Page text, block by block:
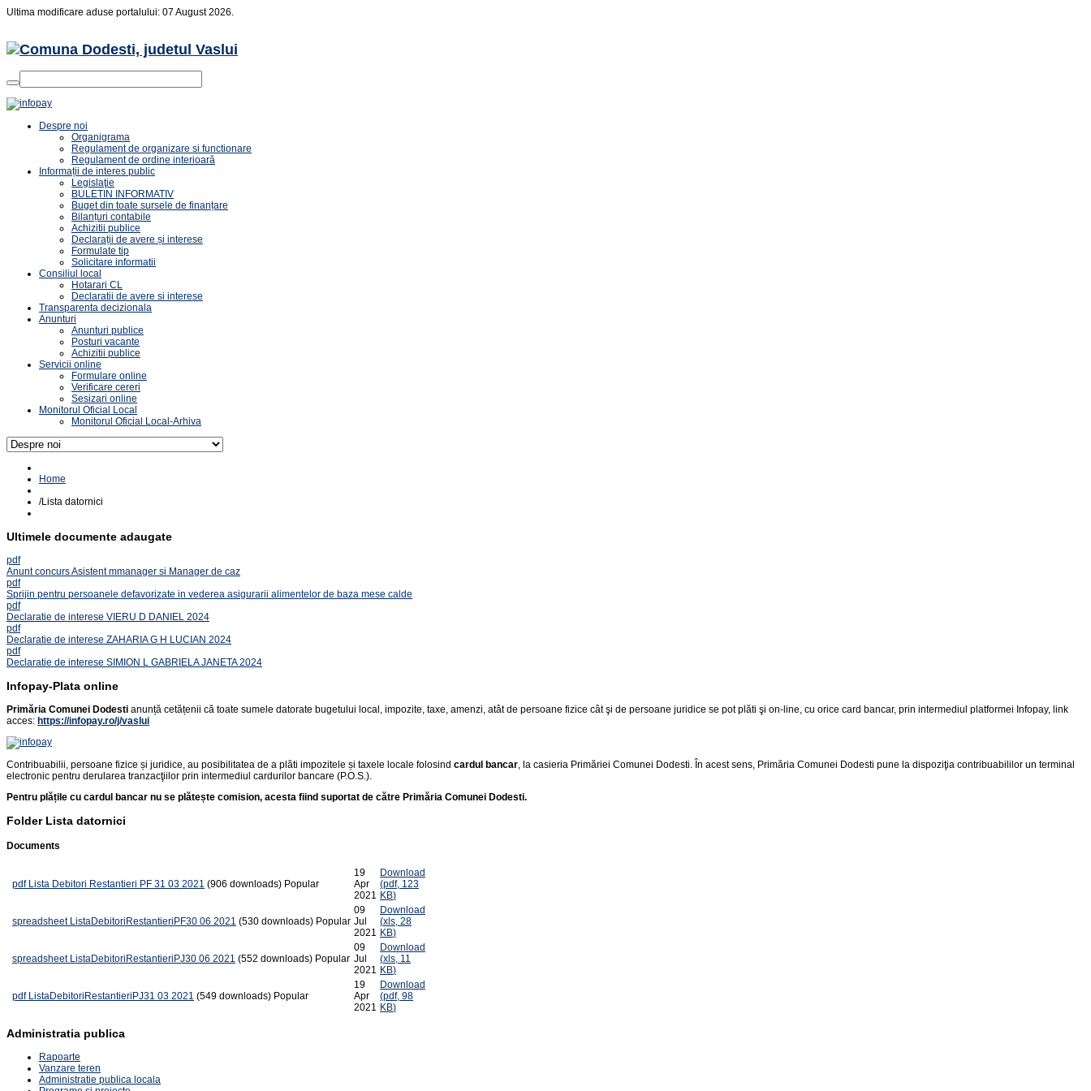
Ultima modificare aduse portalului: 07 August 2026.
Despre noi
Organigrama
Regulament de organizare si functionare
Regulament de ordine interioară
Informații de interes public
Legislaţie
BULETIN INFORMATIV
Buget din toate sursele de finanțare
Bilanțuri contabile
Achizitii publice
Declarații de avere și interese
Formulate tip
Solicitare informatii
Consiliul local
Hotarari CL
Declaratii de avere si interese
Transparenta decizionala
Anunturi
Anunturi publice
Posturi vacante
Achizitii publice
Servicii online
Formulare online
Verificare cereri
Sesizari online
Monitorul Oficial Local
Monitorul Oficial Local-Arhiva
Home
/Lista datornici
Ultimele documente adaugate
pdf
Anunt concurs Asistent mmanager si Manager de caz
pdf
Sprijin pentru persoanele defavorizate in vederea asigurarii alimentelor de baza mese calde
pdf
Declaratie de interese VIERU D DANIEL 2024
pdf
Declaratie de interese ZAHARIA G H LUCIAN 2024
pdf
Declaratie de interese SIMION L GABRIELA JANETA 2024
Infopay-Plata online
Primăria Comunei Dodesti anunță cetățenii că toate sumele datorate bugetului local, impozite, taxe, amenzi, atât de persoane fizice cât şi de persoane juridice se pot plăti şi on-line, cu orice card bancar, prin intermediul platformei Infopay, link
acces: https://infopay.ro/j/vaslui
Contribuabilii, persoane fizice și juridice, au posibilitatea de a plăti impozitele și taxele locale folosind cardul bancar, la casieria Primăriei Comunei Dodesti. În acest sens, Primăria Comunei Dodesti pune la dispoziţia contribuabililor un terminal
electronic pentru derularea tranzacţiilor prin intermediul cardurilor bancare (P.O.S.).
Pentru plățile cu cardul bancar nu se plătește comision, acesta fiind suportat de către Primăria Comunei Dodesti.
Folder Lista datornici
Documents
pdf Lista Debitori Restantieri PF 31 03 2021 (906 downloads) Popular
19
Apr
2021
Download
(pdf, 123
KB)
spreadsheet ListaDebitoriRestantieriPF30 06 2021 (530 downloads) Popular
09
Jul
2021
Download
(xls, 28
KB)
spreadsheet ListaDebitoriRestantieriPJ30 06 2021 (552 downloads) Popular
09
Jul
2021
Download
(xls, 11
KB)
pdf ListaDebitoriRestantieriPJ31 03 2021 (549 downloads) Popular
19
Apr
2021
Download
(pdf, 98
KB)
Administratia publica
Rapoarte
Vanzare teren
Administratie publica locala